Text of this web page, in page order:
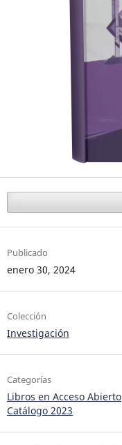
Publicado
enero 30, 2024
Colección
Investigación
Categorías
Libros en Acceso Abierto
Catálogo 2023